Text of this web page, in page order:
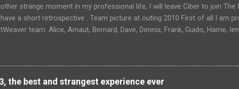
strange moment in my professional life, I will leave Ciber to join
a short retrospective . Team picture at outing 2010 First of all I am
team: Alice, Arnaut, Bernard, Dave, Dennis, Frank, Guido, Harrie,
the best and strangest experience ever